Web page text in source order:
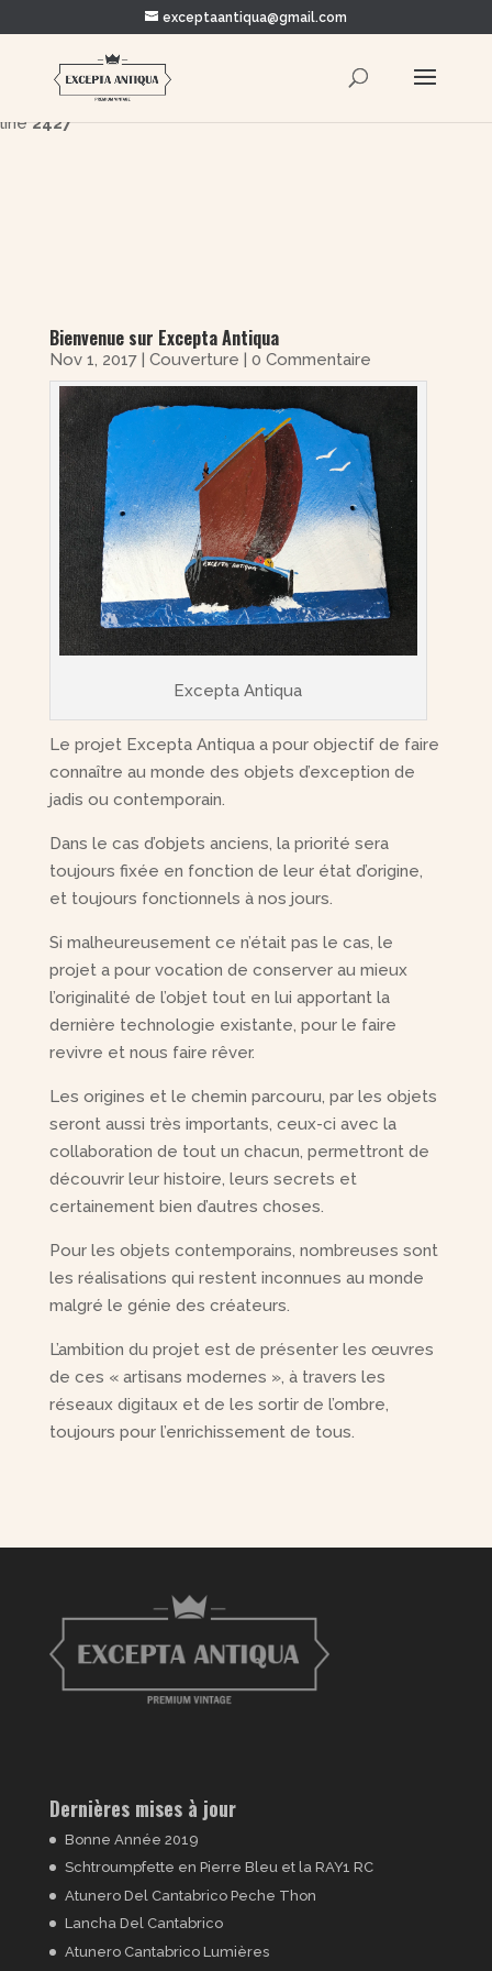
Warning: Trying to access array offset on value of type bool in
/home/clients/
content/themes/Divi/includes/builder/functions.php
line2427
exceptaantiqua@gmail.com
Bienvenue sur Excepta Antiqua
Nov 1, 2017| Couverture | 0 Commentaire
Excepta Antiqua
Le projet Excepta Antiqua a pour objectif de faire
connaître au monde des objets d’exception de
jadis ou contemporain.
Dans le cas d’objets anciens, la priorité sera
toujours fixée en fonction de leur état d’origine,
et toujours fonctionnels à nos jours.
Si malheureusement ce n’était pas le cas, le
projet a pour vocation de conserver au mieux
l’originalité de l’objet tout en lui apportant la
dernière technologie existante, pour le faire
revivre et nous faire rêver.
Les origines et le chemin parcouru, par les objets
seront aussi très importants, ceux-ci avec la
collaboration de tout un chacun, permettront de
découvrir leur histoire, leurs secrets et
certainement bien d’autres choses.
Pour les objets contemporains, nombreuses sont
les réalisations qui restent inconnues au monde
malgré le génie des créateurs.
L’ambition du projet est de présenter les œuvres
de ces « artisans modernes », à travers les
réseaux digitaux et de les sortir de l’ombre,
toujours pour l’enrichissement de tous.
Dernières mises à jour
Bonne Année 2019
Schtroumpfette en Pierre Bleu et la RAY1 RC
Atunero Del Cantabrico Peche Thon
Lancha Del Cantabrico
Atunero Cantabrico Lumières